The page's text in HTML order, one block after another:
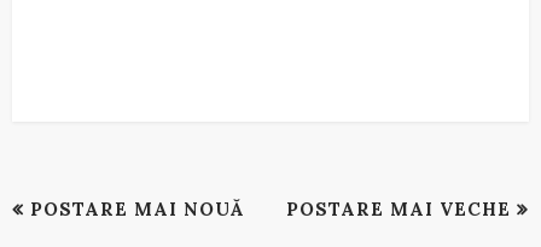
POSTARE MAI NOUĂ POSTARE MAI VECHE